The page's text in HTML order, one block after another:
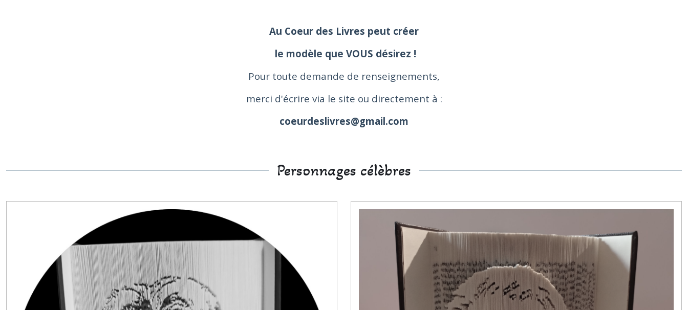
Au Coeur des Livres peut créer
le modèle que VOUS désirez !
Pour toute demande de renseignements,
merci d'écrire via le site ou directement à :
coeurdeslivres@gmail.com
Personnages célèbres